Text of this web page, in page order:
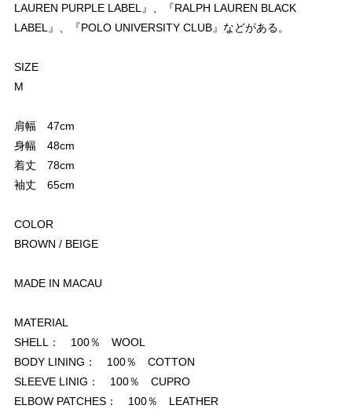
LAUREN PURPLE LABEL』、『RALPH LAUREN BLACK
LABEL』、『POLO UNIVERSITY CLUB』などがある。
SIZE
M
肩幅 47cm
身幅 48cm
着丈 78cm
袖丈 65cm
COLOR
BROWN / BEIGE
MADE IN MACAU
MATERIAL
SHELL： 100％ WOOL
BODY LINING： 100％ COTTON
SLEEVE LINIG： 100％ CUPRO
ELBOW PATCHES： 100％ LEATHER